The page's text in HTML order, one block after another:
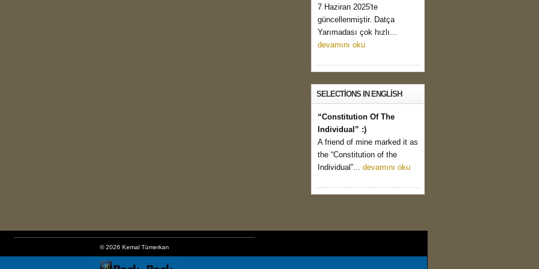
7 Haziran 2025′te
güncellenmiştir. Datça
Yarımadası çok hızlı...
devamını oku
SELECTIONS IN ENGLISH
“Constitution Of The
Individual” :)
A friend of mine marked it as
the “Constitution of the
Individual”... devamını oku
© 2026 Kemal Tümerkan